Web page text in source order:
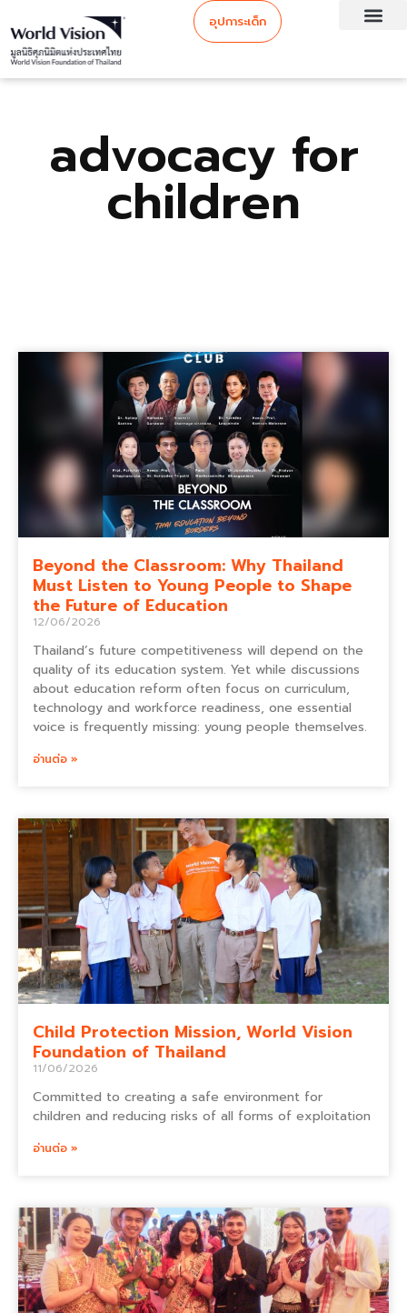
อุปการะเด็ก
advocacy for
children
Beyond the Classroom: Why Thailand
Must Listen to Young People to Shape
the Future of Education
12/06/2026
Thailand’s future competitiveness will depend on the
quality of its education system. Yet while discussions
about education reform often focus on curriculum,
technology and workforce readiness, one essential
voice is frequently missing: young people themselves.
อ่านต่อ »
Child Protection Mission, World Vision
Foundation of Thailand
11/06/2026
Committed to creating a safe environment for
children and reducing risks of all forms of exploitation
อ่านต่อ »